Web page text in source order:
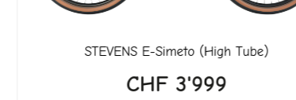
STEVENSE-Simeto (High Tube)
CHF3'999